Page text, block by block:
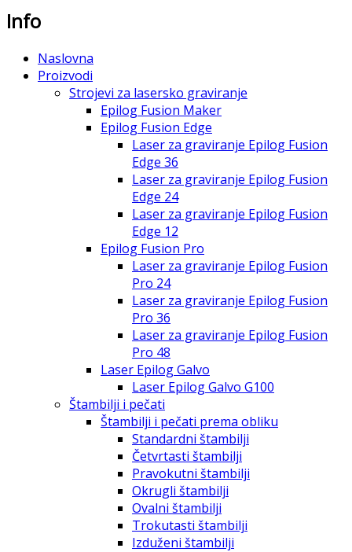
Info
Naslovna
Proizvodi
Strojevi za lasersko graviranje
Epilog Fusion Maker
Epilog Fusion Edge
Laser za graviranje Epilog Fusion
Edge 36
Laser za graviranje Epilog Fusion
Edge 24
Laser za graviranje Epilog Fusion
Edge 12
Epilog Fusion Pro
Laser za graviranje Epilog Fusion
Pro 24
Laser za graviranje Epilog Fusion
Pro 36
Laser za graviranje Epilog Fusion
Pro 48
Laser Epilog Galvo
Laser Epilog Galvo G100
Štambilji i pečati
Štambilji i pečati prema obliku
Standardni štambilji
Četvrtasti štambilji
Pravokutni štambilji
Okrugli štambilji
Ovalni štambilji
Trokutasti štambilji
Izduženi štambilji